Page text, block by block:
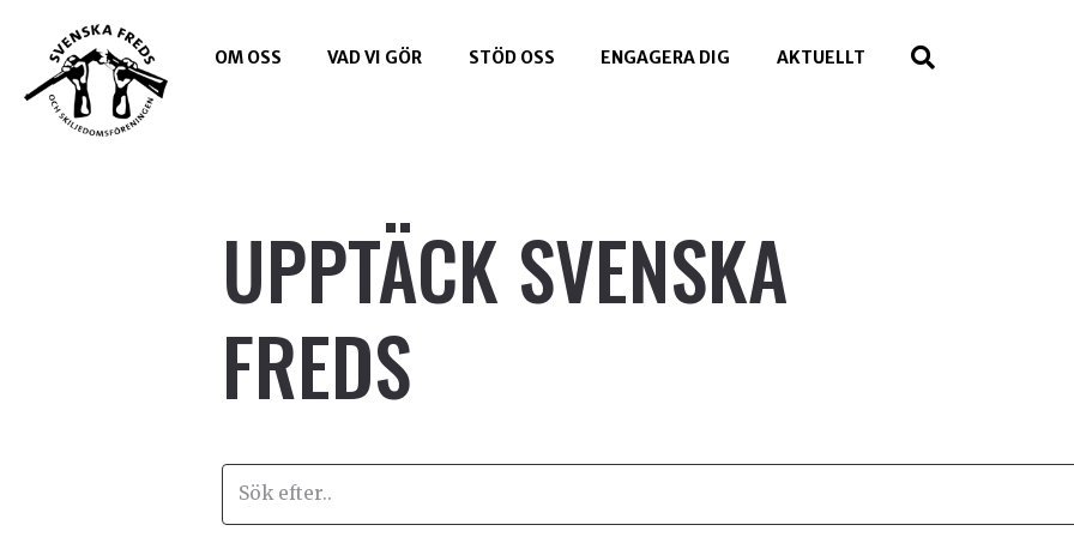
OM OSS VAD VI GÖR STÖD OSS ENGAGERA DIG AKTUELLT
UPPTÄCK SVENSKA
FREDS